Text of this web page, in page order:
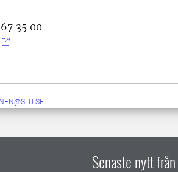
35 00
Senaste nytt från